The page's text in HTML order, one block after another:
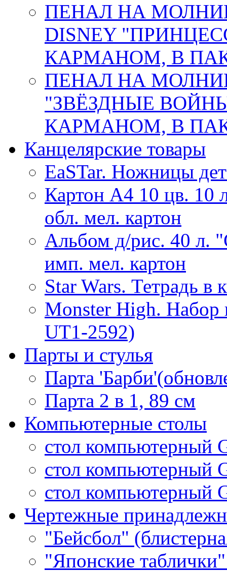
ПЕНАЛ НА
DISNEY
КАРМАНОМ, В
ПЕНАЛ НА
"ЗВЁЗДНЫЕ
КАРМАНОМ, В ПАК.
Канцелярские товары
EaSTar. Ножницы
Картон А4 10 цв. 10
обл. мел. картон
Альбом д/рис. 40 л.
имп. мел. картон
Star Wars. Тетрадь в
Monster High. Набор
UT1-2592)
Парты и стулья
Парта
Парта 2 в 1, 89 см
Компьютерные столы
стол компьютерный
стол компьютерный
стол компьютерный
Чертежные
"Бейсбол"
"Японские